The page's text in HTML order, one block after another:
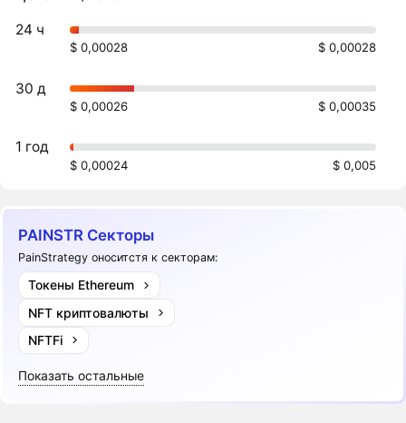
24 ч
$ 0,00028 $ 0,00028
30 д
$ 0,00026 $ 0,00035
1 год
$ 0,00024 $ 0,005
PAINSTR Секторы
PainStrategy оноситстя к секторам:
Токены Ethereum
NFT криптовалюты
NFTFi
Показать остальные